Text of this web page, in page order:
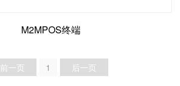
M2MPOS终端
前一页 1 后一页